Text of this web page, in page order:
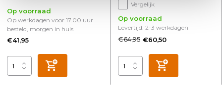
Op voorraad
Op werkdagen voor 17.00 uur
besteld, morgen in huis
€41,95
Vergelijk
Op voorraad
Levertijd: 2-3 werkdagen
€64,95 €60,50